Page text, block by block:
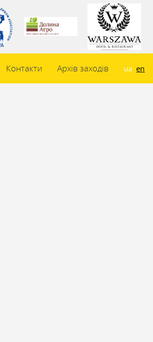
Контакти Архів заходів ua en